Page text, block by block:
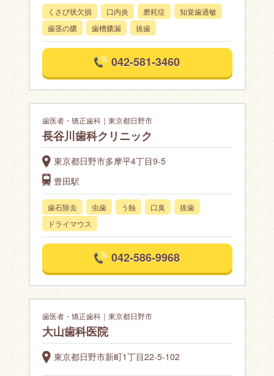
くさび状欠損 口内炎 磨耗症
知覚歯過敏
歯茎の膿
歯槽膿漏 抜歯
042-581-3460
歯医者・矯正歯科｜東京都日野市
長谷川歯科クリニック
東京都日野市多摩平4丁目9-5
豊田駅
歯石除去 虫歯 う蝕 口臭
抜歯
ドライマウス
042-586-9968
歯医者・矯正歯科｜東京都日野市
大山歯科医院
東京都日野市新町1丁目22-5-102